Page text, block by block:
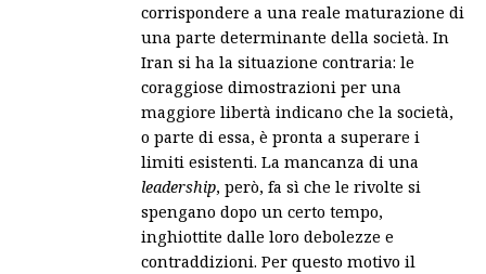
corrispondere a una reale maturazione di
una parte determinante della società. In
Iran si ha la situazione contraria: le
coraggiose dimostrazioni per una
maggiore libertà indicano che la società,
o parte di essa, è pronta a superare i
limiti esistenti. La mancanza di una
leadership, però, fa sì che le rivolte si
spengano dopo un certo tempo,
inghiottite dalle loro debolezze e
contraddizioni. Per questo motivo il